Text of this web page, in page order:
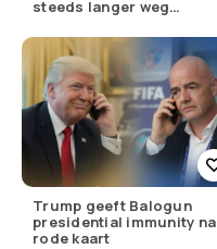
steeds langer weg
Trump geeft Balogun
presidential immunity na
rode kaart